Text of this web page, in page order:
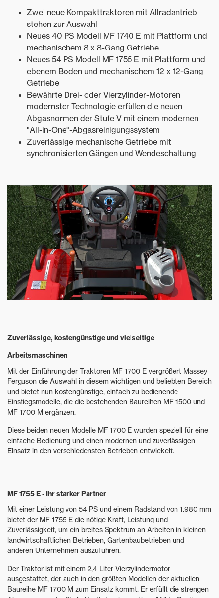
Zwei neue Kompakttraktoren mit Allradantrieb
stehen zur Auswahl
Neues 40 PS Modell MF 1740 E mit Plattform und
mechanischem 8 x 8-Gang Getriebe
Neues 54 PS Modell MF 1755 E mit Plattform und
ebenem Boden und mechanischem 12 x 12-Gang
Getriebe
Bewährte Drei- oder Vierzylinder-Motoren
modernster Technologie erfüllen die neuen
Abgasnormen der Stufe V mit einem modernen
"All-in-One"-Abgasreinigungssystem
Zuverlässige mechanische Getriebe mit
synchronisierten Gängen und Wendeschaltung
Zuverlässige, kostengünstige und vielseitige
Arbeitsmaschinen
Mit der Einführung der Traktoren MF 1700 E vergrößert Massey
Ferguson die Auswahl in diesem wichtigen und beliebten Bereich
und bietet nun kostengünstige, einfach zu bedienende
Einstiegsmodelle, die die bestehenden Baureihen MF 1500 und
MF 1700 M ergänzen.
Diese beiden neuen Modelle MF 1700 E wurden speziell für eine
einfache Bedienung und einen modernen und zuverlässigen
Einsatz in den verschiedensten Betrieben entwickelt.
MF 1755 E - Ihr starker Partner
Mit einer Leistung von 54 PS und einem Radstand von 1.980 mm
bietet der MF 1755 E die nötige Kraft, Leistung und
Zuverlässigkeit, um ein breites Spektrum an Arbeiten in kleinen
landwirtschaftlichen Betrieben, Gartenbaubetrieben und
anderen Unternehmen auszuführen.
Der Traktor ist mit einem 2,4 Liter Vierzylindermotor
ausgestattet, der auch in den größten Modellen der aktuellen
Baureihe MF 1700 M zum Einsatz kommt. Er erfüllt die strengen